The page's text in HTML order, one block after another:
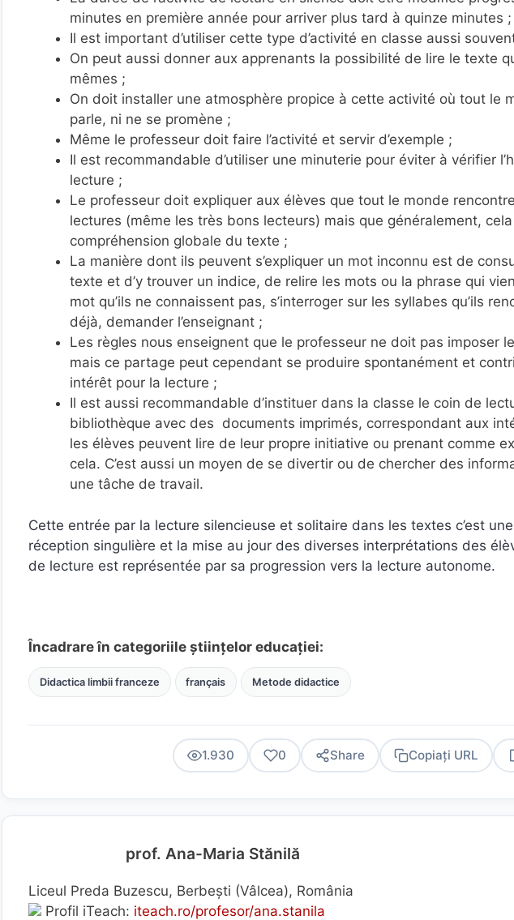
minutes en première année pour arriver plus tard à quinze minutes ;
Il est important d’utiliser cette type d’activité en classe aussi
On peut aussi donner aux apprenants la possibilité de lire le texte
mêmes ;
On doit installer une atmosphère propice à cette activité où tout le
parle, ni ne se promène ;
Même le professeur doit faire l’activité et servir d’exemple ;
Il est recommandable d’utiliser une minuterie pour éviter à vérifier
lecture ;
Le professeur doit expliquer aux élèves que tout le monde
lectures (même les très bons lecteurs) mais que généralement, cela
compréhension globale du texte ;
La manière dont ils peuvent s’expliquer un mot inconnu est de
texte et d’y trouver un indice, de relire les mots ou la phrase qui
mot qu’ils ne connaissent pas, s’interroger sur les syllabes qu’ils
déjà, demander l’enseignant ;
Les règles nous enseignent que le professeur ne doit pas imposer
mais ce partage peut cependant se produire spontanément et
intérêt pour la lecture ;
Il est aussi recommandable d’instituer dans la classe le coin de
bibliothèque avec des documents imprimés, correspondant aux
les élèves peuvent lire de leur propre initiative ou prenant comme
cela. C’est aussi un moyen de se divertir ou de chercher des
une tâche de travail.
Cette entrée par la lecture silencieuse et solitaire dans les textes c’est
réception singulière et la mise au jour des diverses interprétations des
de lecture est représentée par sa progression vers la lecture autonome.
Încadrare în categoriile științelor educației:
Didactica limbii franceze français Metode didactice
1.930 0 Share Copiați URL
prof. Ana-Maria Stănilă
Liceul Preda Buzescu, Berbești (Vâlcea), România
Profil iTeach: iteach.ro/profesor/ana.stanila